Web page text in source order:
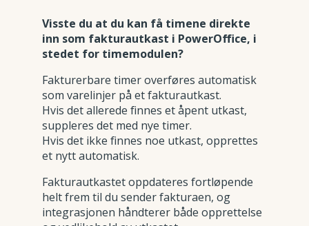
Visste du at du kan få timene direkte
inn som fakturautkast i PowerOffice, i
stedet for timemodulen?
Fakturerbare timer overføres automatisk
som varelinjer på et fakturautkast.
Hvis det allerede finnes et åpent utkast,
suppleres det med nye timer.
Hvis det ikke finnes noe utkast, opprettes
et nytt automatisk.
Fakturautkastet oppdateres fortløpende
helt frem til du sender fakturaen, og
integrasjonen håndterer både opprettelse